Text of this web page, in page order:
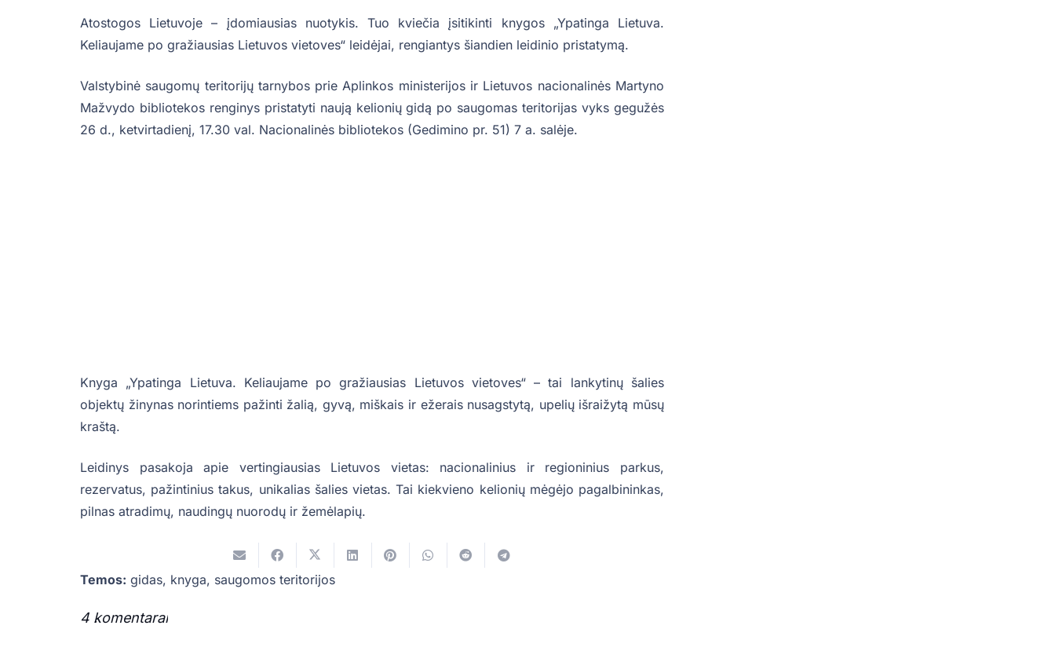
Atostogos Lietuvoje – įdomiausias nuotykis. Tuo kviečia įsitikinti knygos „Ypatinga Lietuva.
Keliaujame po gražiausias Lietuvos vietoves“ leidėjai, rengiantys šiandien leidinio pristatymą.
Valstybinė saugomų teritorijų tarnybos prie Aplinkos ministerijos ir Lietuvos nacionalinės Martyno
Mažvydo bibliotekos renginys pristatyti naują kelionių gidą po saugomas teritorijas vyks gegužės
26 d., ketvirtadienį, 17.30 val. Nacionalinės bibliotekos (Gedimino pr. 51) 7 a. salėje.
Knyga „Ypatinga Lietuva. Keliaujame po gražiausias Lietuvos vietoves“ – tai lankytinų šalies
objektų žinynas norintiems pažinti žalią, gyvą, miškais ir ežerais nusagstytą, upelių išraižytą mūsų
kraštą.
Leidinys pasakoja apie vertingiausias Lietuvos vietas: nacionalinius ir regioninius parkus,
rezervatus, pažintinius takus, unikalias šalies vietas. Tai kiekvieno kelionių mėgėjo pagalbininkas,
pilnas atradimų, naudingų nuorodų ir žemėlapių.
Temos: gidas, knyga, saugomos teritorijos
4 komentarai
.